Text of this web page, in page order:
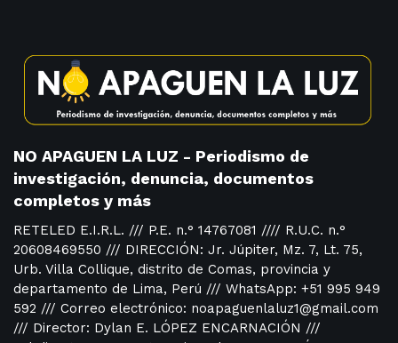
NO APAGUEN LA LUZ - Periodismo de
investigación, denuncia, documentos
completos y más
RETELED E.I.R.L. /// P.E. n.° 14767081 //// R.U.C. n.°
20608469550 /// DIRECCIÓN: Jr. Júpiter, Mz. 7, Lt. 75,
Urb. Villa Collique, distrito de Comas, provincia y
departamento de Lima, Perú /// WhatsApp: +51 995 949
592 /// Correo electrónico: noapaguenlaluz1@gmail.com
/// Director: Dylan E. LÓPEZ ENCARNACIÓN ///